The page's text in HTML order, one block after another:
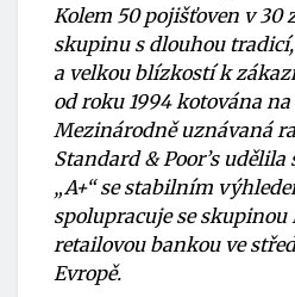
Kolem 50 pojišťoven v 30
skupinu s dlouhou
a velkou blízkostí k
od roku 1994 kotována
Mezinárodně uznávaná
Standard & Poor’s
„A+“ se stabilním
spolupracuje se skupinou
retailovou bankou ve
Evropě.